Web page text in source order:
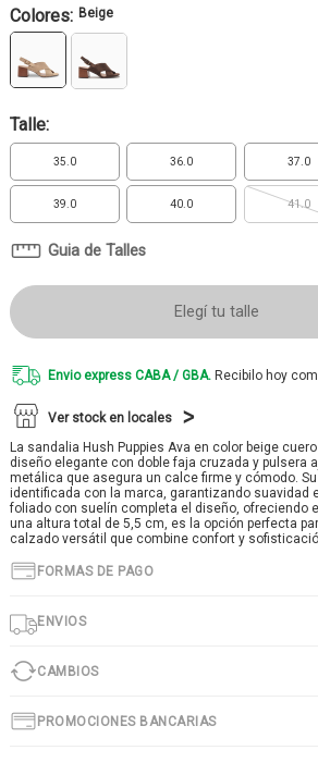
Colores: Beige
Talle:
35.0 36.0 37.0
39.0 40.0 41.0
Guia de Talles
Elegí tu talle
Envio express CABA / GBA. Recibilo hoy
Ver stock en locales
La sandalia Hush Puppies Ava en color beige
diseño elegante con doble faja cruzada y pulsera
metálica que asegura un calce firme y cómodo.
identificada con la marca, garantizando suavidad
foliado con suelín completa el diseño, ofreciendo
una altura total de 5,5 cm, es la opción perfecta
calzado versátil que combine confort y
FORMAS DE PAGO
ENVIOS
CAMBIOS
PROMOCIONES BANCARIAS